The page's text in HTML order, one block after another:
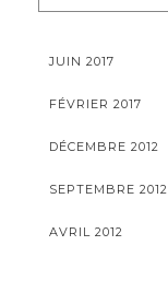
JUIN 2017
FÉVRIER 2017
DÉCEMBRE 2012
SEPTEMBRE 2012
AVRIL 2012